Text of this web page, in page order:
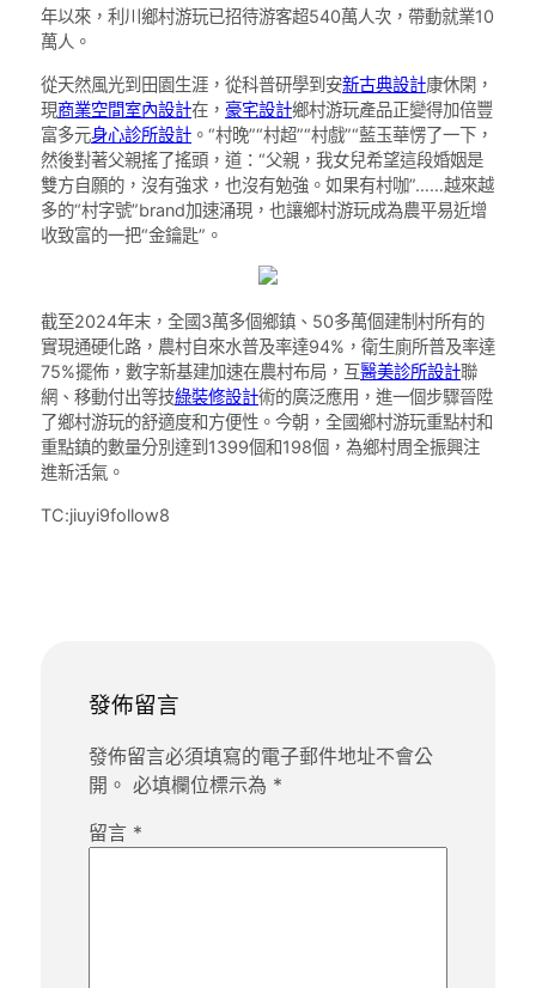
年以來，利川鄉村游玩已招待游客超540萬人次，帶動就業10
萬人。
從天然風光到田園生涯，從科普研學到安新古典設計康休閑，
現商業空間室內設計在， 豪宅設計鄉村游玩產品正變得加倍豐
富多元身心診所設計 。“村晚”“村超”“村戲”“藍玉華愣了一下，
然後對著父親搖了搖頭，道：“父親，我女兒希望這段婚姻是
雙方自願的，沒有強求，也沒有勉強。如果有村咖”……越來越
多的“村字號”brand加速涌現，也讓鄉村游玩成為農平易近增
收致富的一把“金鑰匙”。
截至2024年末，全國3萬多個鄉鎮、50多萬個建制村所有的
實現通硬化路，農村自來水普及率達94%，衛生廁所普及率達
75%擺佈，數字新基建加速在農村布局，互醫美診所設計聯
網、移動付出等技綠裝修設計術的廣泛應用，進一個步驟晉陞
了鄉村游玩的舒適度和方便性。今朝，全國鄉村游玩重點村和
重點鎮的數量分別達到1399個和198個，為鄉村周全振興注
進新活氣。
TC:jiuyi9follow8
發佈留言
發佈留言必須填寫的電子郵件地址不會公
開。 必填欄位標示為 *
留言 *